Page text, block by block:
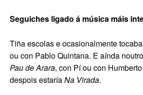
Seguiches ligado á música máis
Tiña escolas e ocasionalmente
ou con Pablo Quintana. E aínda
Pau de Arara, con Pí ou con
despois estaríaNa Virada.